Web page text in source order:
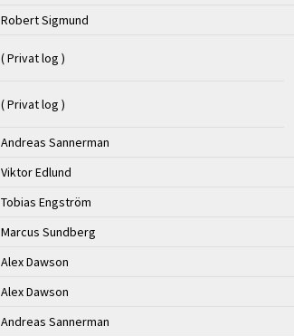
Robert Sigmund
( Privat log )
( Privat log )
Andreas Sannerman
Viktor Edlund
Tobias Engström
Marcus Sundberg
Alex Dawson
Alex Dawson
Andreas Sannerman